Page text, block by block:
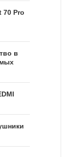
70 Pro
в